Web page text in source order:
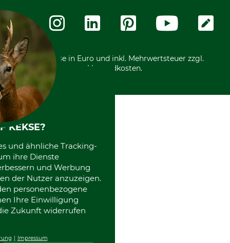
Zahlungsarten
Community
International
*Alle Preise in Euro und inkl. Mehrwertsteuer zzgl.
Versandkosten.
KEKSE?
und ähnliche Tracking-
ihre Dienste
und Werbung
der Nutzer anzuzeigen.
personenbezogene
Ihre Einwilligung
Zukunft widerrufen
Impressum